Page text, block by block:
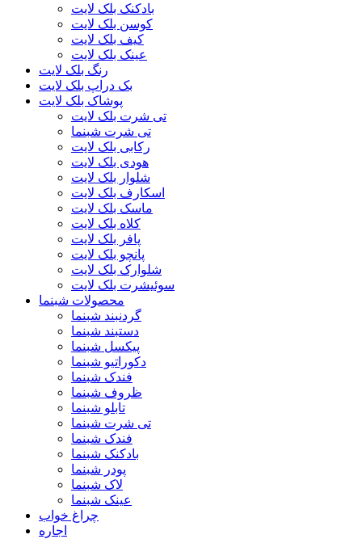
بادکنک بلک لایت
کوسن بلک لایت
کیف بلک لایت
عینک بلک لایت
رنگ بلک لایت
بک دراپ بلک لایت
پوشاک بلک لایت
تی شرت بلک لایت
تی شرت شبنما
رکابی بلک لایت
هودی بلک لایت
شلوار بلک لایت
اسکارف بلک لایت
ماسک بلک لایت
کلاه بلک لایت
پافر بلک لایت
پانچو بلک لایت
شلوارک بلک لایت
سوئیشرت بلک لایت
محصولات شبنما
گردنبند شبنما
دستبند شبنما
پیکسل شبنما
دکوراتیو شبنما
فندک شبنما
ظروف شبنما
تابلو شبنما
تی شرت شبنما
فندک شبنما
بادکنک شبنما
پودر شبنما
لاک شبنما
عینک شبنما
چراغ خواب
اجاره